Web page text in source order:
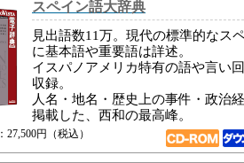
スペイン語大辞典
見出語数11万。現代の標準的なス
に基本語や重要語は詳述。
イスパノアメリカ特有の語や言い
収録。
人名・地名・歴史上の事件・政治
掲載した、西和の最高峰。
：27,500円（税込）